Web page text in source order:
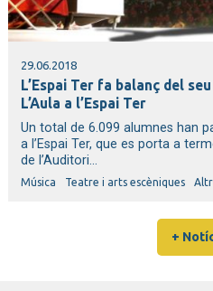
29.06.2018
L’Espai Ter fa balanç del
L’Aula a l’Espai Ter
Un total de 6.099 alumnes han
a l’Espai Ter, que es porta a
de l’Auditori...
Música Teatre i arts escèniques
+